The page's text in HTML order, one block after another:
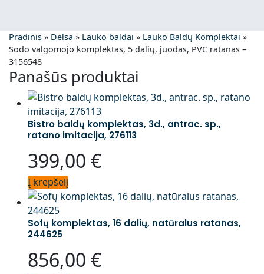
Pradinis » Delsa » Lauko baldai » Lauko Baldų Komplektai »
Sodo valgomojo komplektas, 5 dalių, juodas, PVC ratanas –
3156548
Panašūs produktai
Bistro baldų komplektas, 3d., antrac. sp.,
ratano imitacija, 276113
399,00 €
Į krepšelį
Sofų komplektas, 16 dalių, natūralus ratanas,
244625
856,00 €